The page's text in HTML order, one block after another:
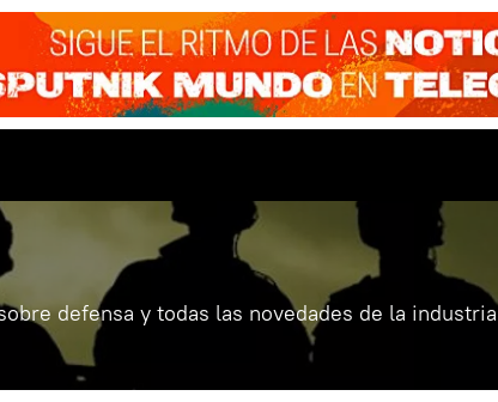
defensa y todas las novedades de la industria